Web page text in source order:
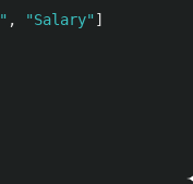
" , "Salary" ]